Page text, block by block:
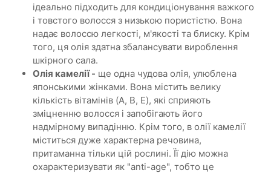
ідеально підходить для кондиціонування важкого
і товстого волосся з низькою пористістю. Вона
надає волоссю легкості, м'якості та блиску. Крім
того, ця олія здатна збалансувати вироблення
шкірного сала.
Олія камелії - ще одна чудова олія, улюблена
японськими жінками. Вона містить велику
кількість вітамінів (A, B, E), які сприяють
зміцненню волосся і запобігають його
надмірному випадінню. Крім того, в олії камелії
міститься дуже характерна речовина,
притаманна тільки цій рослині. Її дію можна
охарактеризувати як "anti-age", тобто це